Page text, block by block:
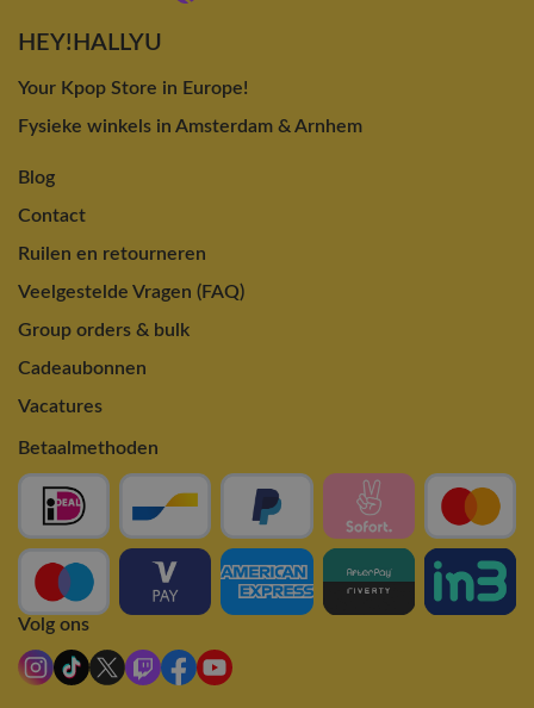
HEY!HALLYU
Your Kpop Store in Europe!
Fysieke winkels in Amsterdam & Arnhem
Blog
Contact
Ruilen en retourneren
Veelgestelde Vragen (FAQ)
Group orders & bulk
Cadeaubonnen
Vacatures
Betaalmethoden
Volg ons